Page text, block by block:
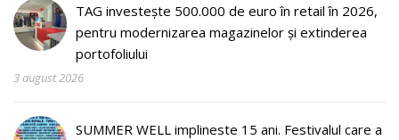
TAG investește 500.000 de euro în retail în 2026,
pentru modernizarea magazinelor și extinderea
portofoliului
3 august 2026
SUMMER WELL implineste 15 ani. Festivalul care a